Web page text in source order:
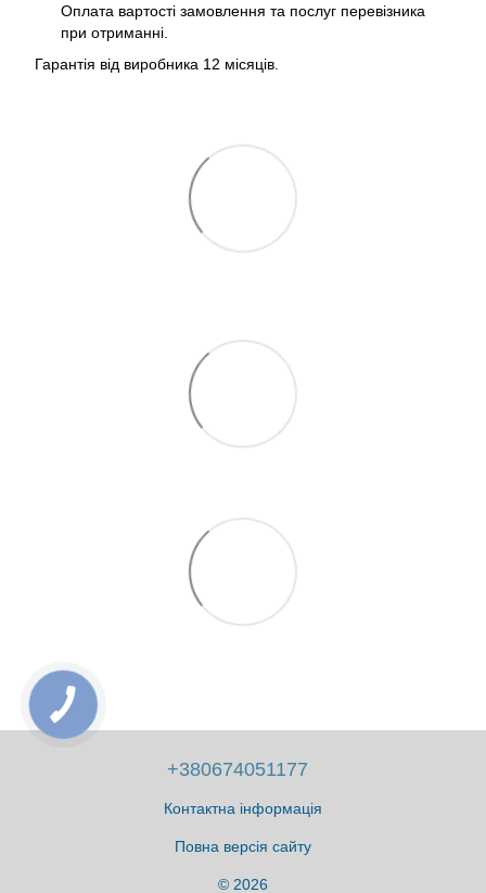
Оплата вартості замовлення та послуг перевізника
при отриманні.
Гарантія від виробника 12 місяців.
+380674051177
Контактна інформація
Повна версія сайту
© 2026